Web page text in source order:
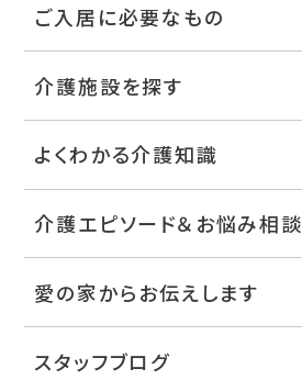
ご入居に必要なもの
介護施設を探す
よくわかる介護知識
介護エピソード＆お悩み相談
愛の家からお伝えします
スタッフブログ